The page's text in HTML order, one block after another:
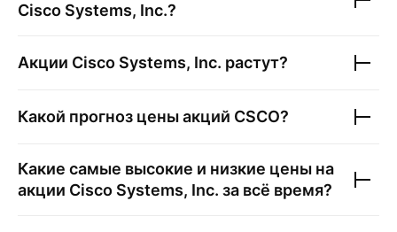
Cisco Systems, Inc.?
Акции Cisco Systems, Inc. растут?
Какой прогноз цены акций CSCO?
Какие самые высокие и низкие цены на
акции Cisco Systems, Inc. за всё время?